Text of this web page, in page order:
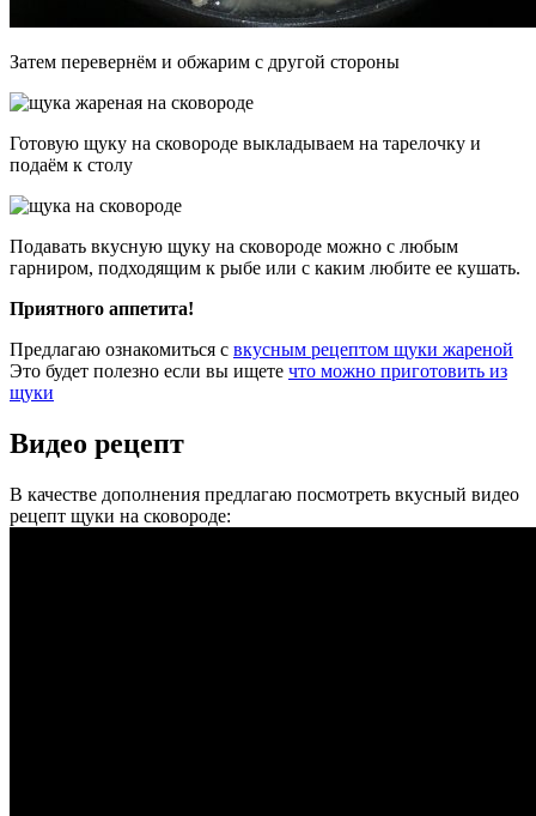
Затем перевернём и обжарим с другой стороны
Готовую щуку на сковороде выкладываем на тарелочку и
подаём к столу
Подавать вкусную щуку на сковороде можно с любым
гарниром, подходящим к рыбе или с каким любите ее кушать.
Приятного аппетита!
Предлагаю ознакомиться с вкусным рецептом щуки жареной
Это будет полезно если вы ищете что можно приготовить из
щуки
Видео рецепт
В качестве дополнения предлагаю посмотреть вкусный видео
рецепт щуки на сковороде: